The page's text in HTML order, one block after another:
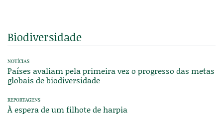
Biodiversidade
NOTÍCIAS
Países avaliam pela primeira vez o progresso das metas
globais de biodiversidade
REPORTAGENS
À espera de um filhote de harpia